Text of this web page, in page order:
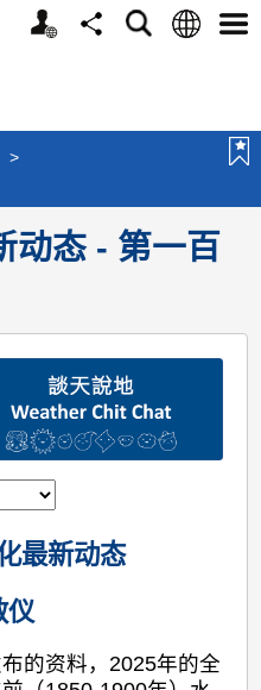
个
分
搜
语
选
>
动态 - 第一百
最新动态
仪
的资料，2025年的全